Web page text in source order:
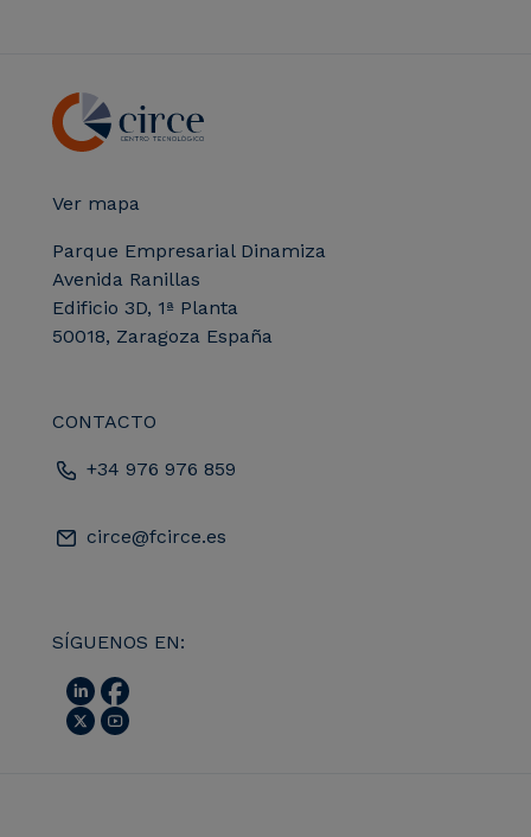
Ver mapa
Parque Empresarial Dinamiza
Avenida Ranillas
Edificio 3D, 1ª Planta
50018, Zaragoza España
CONTACTO
+34 976 976 859
circe@fcirce.es
SÍGUENOS EN: